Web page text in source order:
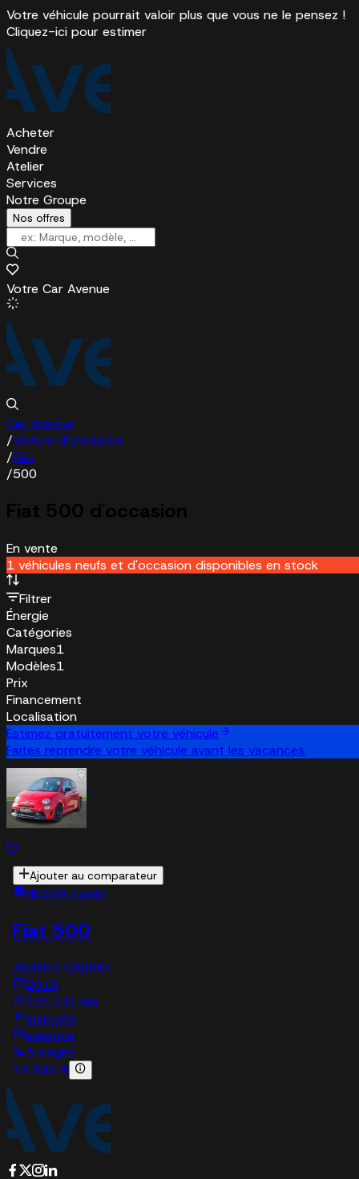
Votre véhicule pourrait valoir plus que vous ne le pensez !
Cliquez-ici pour estimer
Acheter
Vendre
Atelier
Services
Notre Groupe
Nos offres
Votre Car Avenue
Car Avenue
/Voiture d'occasion
/Fiat
/500
En vente
1 véhicules neufs et d'occasion disponibles en stock
Filtrer
Énergie
Catégories
Marques1
Modèles1
Prix
Financement
Localisation
Estimez gratuitement votre véhicule
Faites reprendre votre véhicule avant les vacances.
Ajouter au comparateur
NISSAN Foetz
Fiat 500
ABARTH CABRIO
2019
124,141 km
manuelle
essence
5 sieges
14 990 €